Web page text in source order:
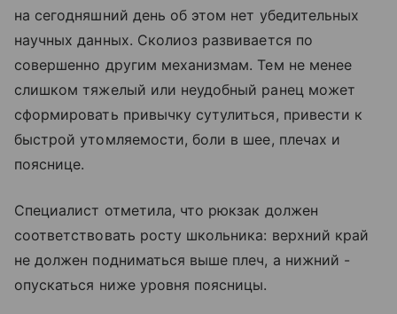
на сегодняшний день об этом нет убедительных
научных данных. Сколиоз развивается по
совершенно другим механизмам. Тем не менее
слишком тяжелый или неудобный ранец может
сформировать привычку сутулиться, привести к
быстрой утомляемости, боли в шее, плечах и
пояснице.
Специалист отметила, что рюкзак должен
соответствовать росту школьника: верхний край
не должен подниматься выше плеч, а нижний -
опускаться ниже уровня поясницы.